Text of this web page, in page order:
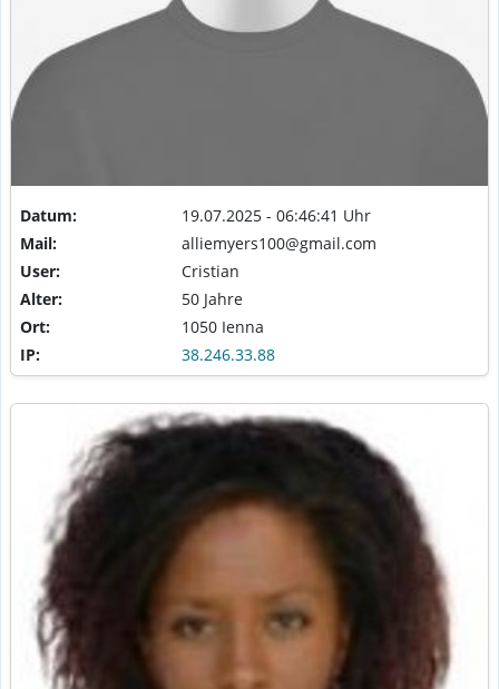
Datum:
19.07.2025 - 06:46:41 Uhr
Mail:
alliemyers100@gmail.com
User:
Cristian
Alter:
50 Jahre
Ort:
1050 Ienna
IP:
38.246.33.88